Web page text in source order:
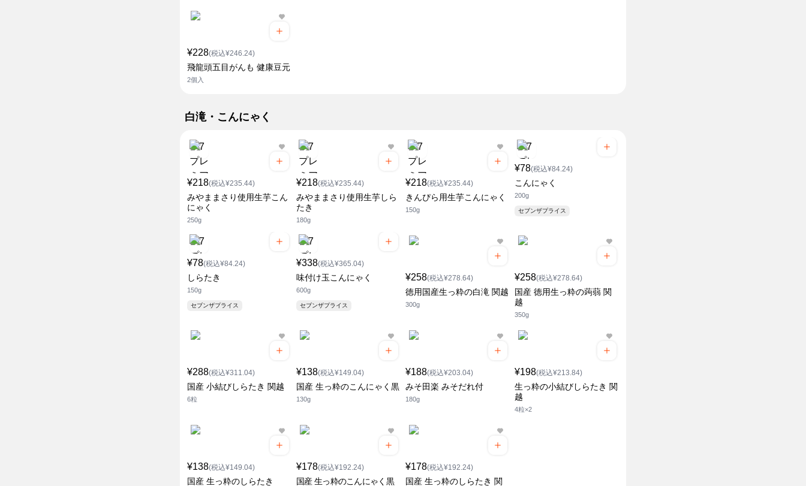
¥228(税込¥246.24)
飛龍頭五目がんも 健康豆元
2個入
白滝・こんにゃく
¥218(税込¥235.44)
みやままさり使用生芋こん
にゃく
250g
¥218(税込¥235.44)
みやままさり使用生芋しら
たき
180g
¥218(税込¥235.44)
きんぴら用生芋こんにゃく
150g
¥78(税込¥84.24)
こんにゃく
200g
セブンザプライス
¥78(税込¥84.24)
しらたき
150g
セブンザプライス
¥338(税込¥365.04)
味付け玉こんにゃく
600g
セブンザプライス
¥258(税込¥278.64)
徳用国産生っ粋の白滝 関越
300g
¥258(税込¥278.64)
国産 徳用生っ粋の蒟蒻 関
越
350g
¥288(税込¥311.04)
国産 小結びしらたき 関越
6粒
¥138(税込¥149.04)
国産 生っ粋のこんにゃく黒
130g
¥188(税込¥203.04)
みそ田楽 みそだれ付
180g
¥198(税込¥213.84)
生っ粋の小結びしらたき 関
越
4粒×2
¥138(税込¥149.04)
国産 生っ粋のしらたき
¥178(税込¥192.24)
国産 生っ粋のこんにゃく黒
¥178(税込¥192.24)
国産 生っ粋のしらたき 関